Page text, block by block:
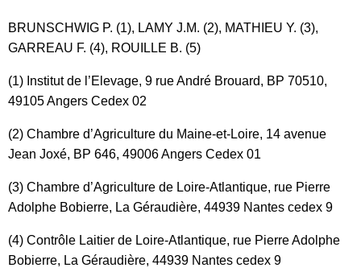
BRUNSCHWIG P. (1), LAMY J.M. (2), MATHIEU Y. (3),
GARREAU F. (4), ROUILLE B. (5)
(1) Institut de l’Elevage, 9 rue André Brouard, BP 70510,
49105 Angers Cedex 02
(2) Chambre d’Agriculture du Maine-et-Loire, 14 avenue
Jean Joxé, BP 646, 49006 Angers Cedex 01
(3) Chambre d’Agriculture de Loire-Atlantique, rue Pierre
Adolphe Bobierre, La Géraudière, 44939 Nantes cedex 9
(4) Contrôle Laitier de Loire-Atlantique, rue Pierre Adolphe
Bobierre, La Géraudière, 44939 Nantes cedex 9